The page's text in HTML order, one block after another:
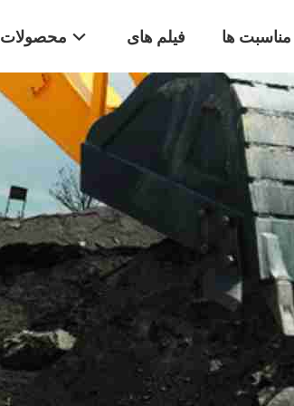
محصولات فیلم های مناسبت ها